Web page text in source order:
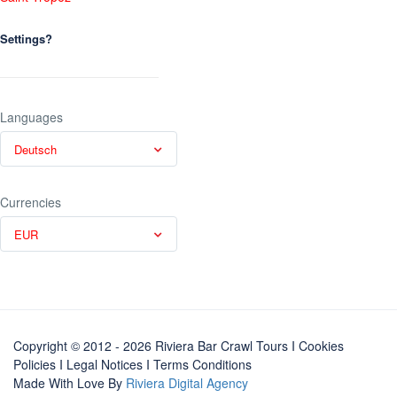
Settings?
Languages
Deutsch
Currencies
EUR
Copyright © 2012 - 2026 Riviera Bar Crawl Tours I Cookies
Policies I Legal Notices I Terms Conditions
Made With Love By Riviera Digital Agency